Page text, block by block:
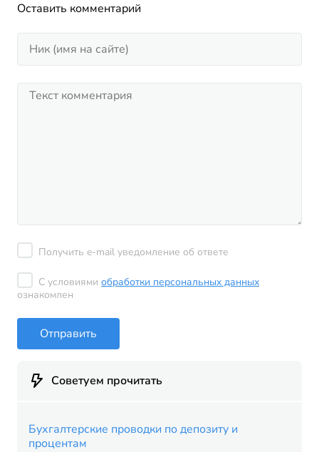
Оставить комментарий
Получить e-mail уведомление об ответе
С условиями обработки персональных данных
ознакомлен
Отправить
Советуем прочитать
Бухгалтерские проводки по депозиту и
процентам